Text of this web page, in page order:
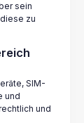
sein
zu
SIM-
und
und